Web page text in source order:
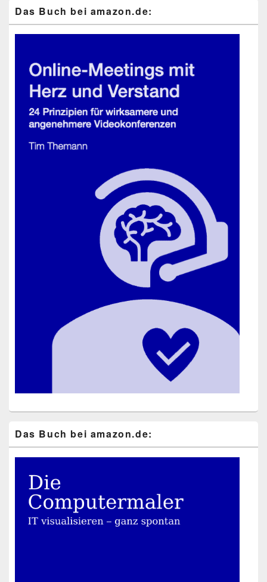
Das Buch bei ama​zon​.de:
Das Buch bei ama​zon​.de: